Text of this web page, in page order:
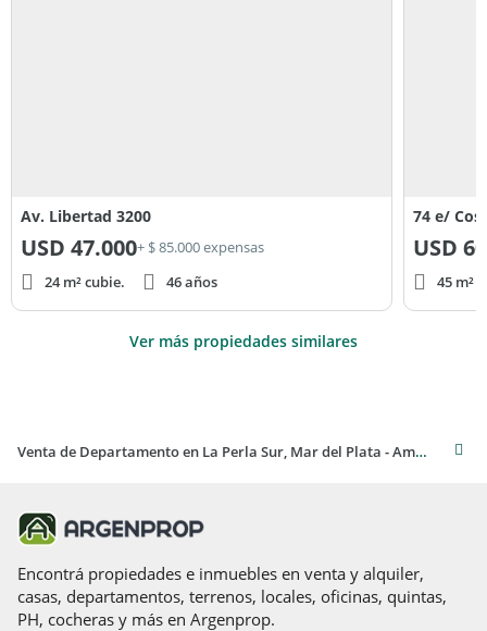
Av. Libertad 3200
USD 47.000+ $ 85.000 expensas
24 m² cubie.
46 años
74 e/
USD
45 m²
Ver más propiedades similares
Venta de Departamento en La Perla Sur, Mar del Plata - Amplio 1 dormitorio
Encontrá propiedades e inmuebles en venta y alquiler,
casas, departamentos, terrenos, locales, oficinas, quintas,
PH, cocheras y más en Argenprop.